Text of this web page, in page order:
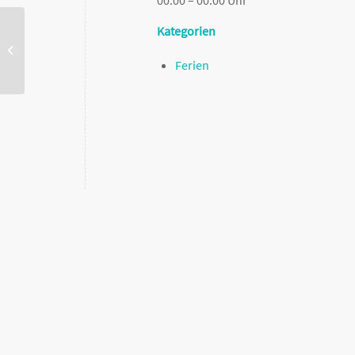
Kategorien
Ferien